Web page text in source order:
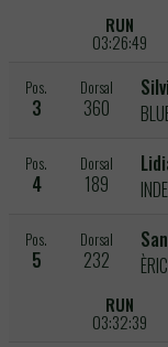
RUN
03:26:49
Pos.
3
Dorsal
360
Pos.
4
Dorsal
189
Pos.
5
Dorsal
232
RUN
03:32:39